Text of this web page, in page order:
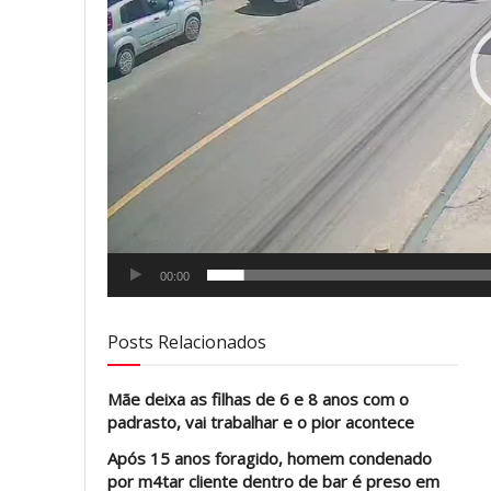
00:00
Posts Relacionados
Mãe deixa as filhas de 6 e 8 anos com o
padrasto, vai trabalhar e o pior acontece
Após 15 anos foragido, homem condenado
por m4tar cliente dentro de bar é preso em